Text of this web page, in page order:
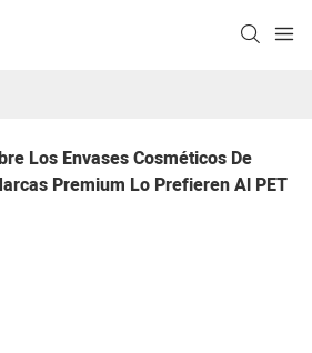
Los Envases Cosméticos De
Premium Lo Prefieren Al PET